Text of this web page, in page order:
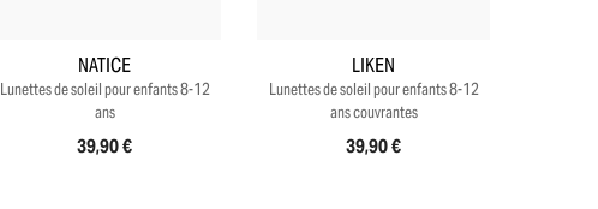
NATICE
Lunettes de soleil pour enfants 8-12
ans
39,90 €
LIKEN
Lunettes de soleil pour enfants 8-12
ans couvrantes
39,90 €